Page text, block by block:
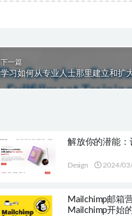
下一篇
学习如何从专业人士那里建立和扩
解放你的潜能
Design 2024/
Mailchimp邮箱
Mailchimp开始